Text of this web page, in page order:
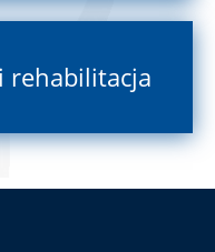
rehabilitacja